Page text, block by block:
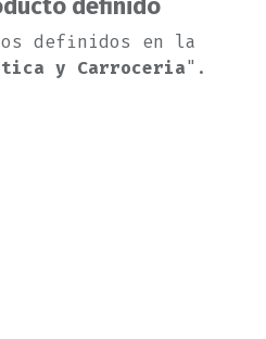
definido
definidos en la
y Carroceria".